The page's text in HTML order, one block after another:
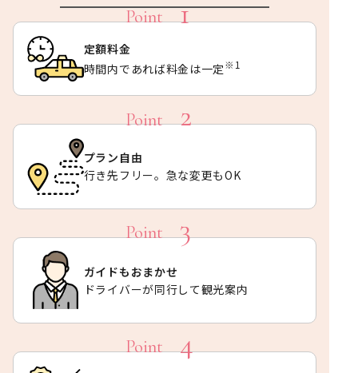
定額料金
時間内であれば料金は一定※1
プラン自由
行き先フリー。急な変更もOK
ガイドもおまかせ
ドライバーが同行して観光案内